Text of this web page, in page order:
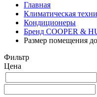
Главная
Климатическая
Кондиционеры
Бренд COOPER &
Размер помещения
Фильтр
Цена